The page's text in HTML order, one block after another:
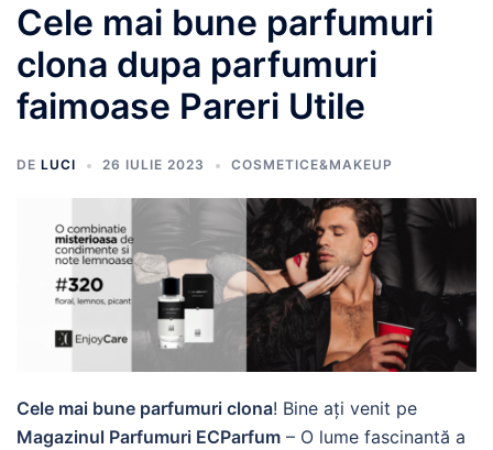
Cele mai bune parfumuri
clona dupa parfumuri
faimoase Pareri Utile
DE LUCI 26 IULIE 2023 COSMETICE&MAKEUP
Cele mai bune parfumuri clona! Bine ați venit pe
Magazinul Parfumuri ECParfum – O lume fascinantă a